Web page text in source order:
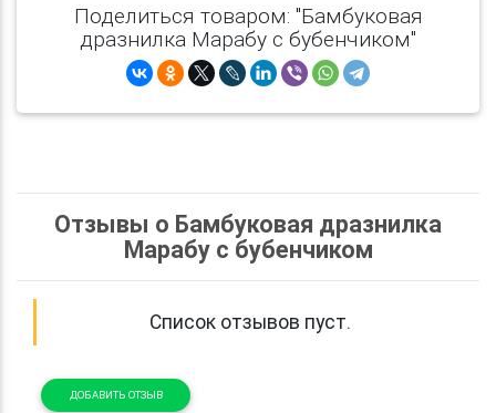
Поделиться товаром: "Бамбуковая
дразнилка Марабу с бубенчиком"
Отзывы о Бамбуковая дразнилка
Марабу с бубенчиком
Список отзывов пуст.
ДОБАВИТЬ ОТЗЫВ